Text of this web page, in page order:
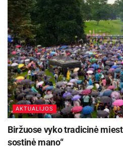
AKTUALIJOS
Biržuose vyko tradicinė
sostinė mano“